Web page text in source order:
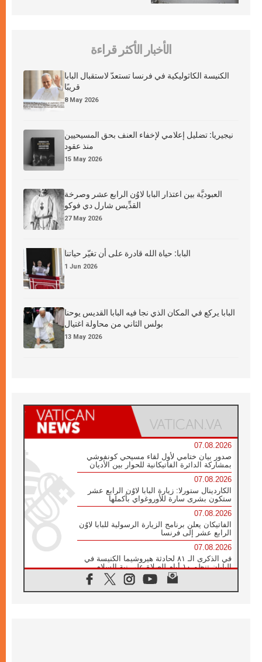
الأخبار الأكثر قراءة
الكنيسة الكاثوليكية في فرنسا تستعدّ لاستقبال البابا
قريبًا
8 May 2026
نيجيريا: تضليل إعلامي لإخفاء العنف بحق المسيحيين
منذ عقود
15 May 2026
العبوديَّة بين اعتذار البابا لاوُن الرابع عشر وصرخة
القدِّيس شارل دي فوكو
27 May 2026
البابا: حياة الله قادرة على أن تغيّر حياتنا
1 Jun 2026
البابا يركع في المكان الذي نجا فيه البابا القديس يوحنا
بولس الثاني من محاولة اغتيال
13 May 2026
07.08.2026
صدور بيان ختامي لأول لقاء مسيحي كونفوشي
بمشاركة الدائرة الفاتيكانية للحوار بين الأديان
07.08.2026
الكاردينال ستورلا: زيارة البابا لاوُن الرابع عشر
ستكون بشرى سارة للأوروغواي بأكملها
07.08.2026
الفاتيكان يعلن برنامج الزيارة الرسولية للبابا لاوُن
الرابع عشر إلى فرنسا
07.08.2026
في الذكرى الـ ٨١ لحادثة هيروشيما الكنيسة في
اليابان تنظم ١٠ أيام للصلاة على نية السلام
الكنيسة في الأوروغواي: زيارة البابا ستعزز